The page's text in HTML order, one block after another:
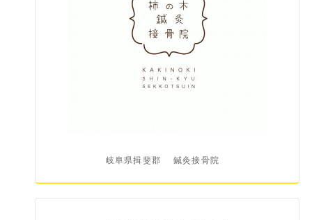
岐阜県揖斐郡 鍼灸接骨院